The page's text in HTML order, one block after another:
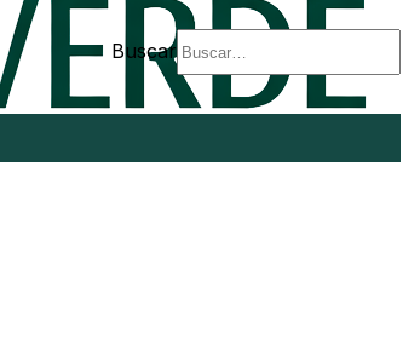
Buscar